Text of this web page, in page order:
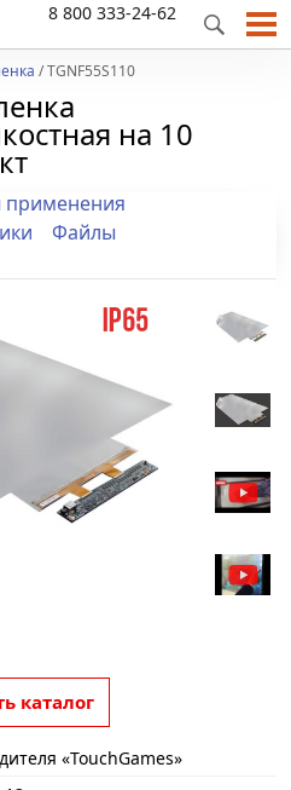
8 800 333-24-62
/ TGNF55S110
на 10
Файлы
каталог
«TouchGames»